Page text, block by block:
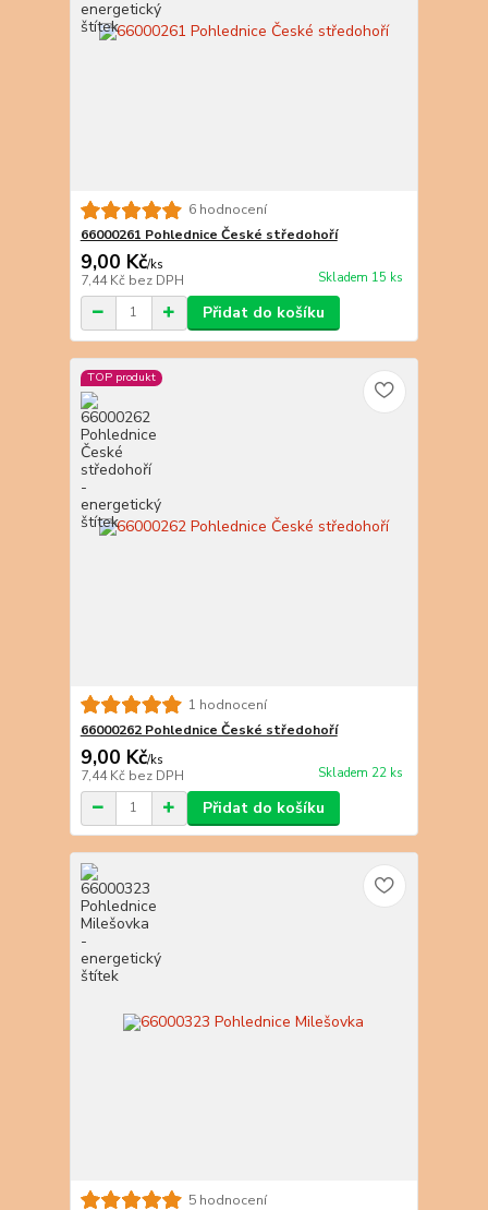
6 hodnocení
66000261 Pohlednice České středohoří
9,00 Kč/ks
7,44 Kč bez DPH Skladem 15 ks
Přidat do košíku
TOP produkt
1 hodnocení
66000262 Pohlednice České středohoří
9,00 Kč/ks
7,44 Kč bez DPH Skladem 22 ks
Přidat do košíku
5 hodnocení